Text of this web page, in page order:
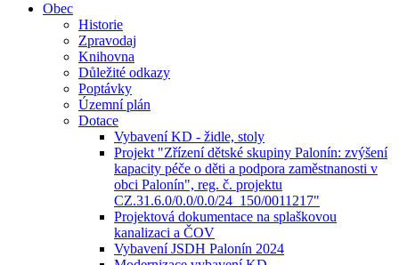
Obec
Historie
Zpravodaj
Knihovna
Důležité odkazy
Poptávky
Územní plán
Dotace
Vybavení KD - židle, stoly
Projekt "Zřízení dětské skupiny Palonín: zvýšení
kapacity péče o děti a podpora zaměstnanosti v
obci Palonín", reg. č. projektu
CZ.31.6.0/0.0/0.0/24_150/0011217"
Projektová dokumentace na splaškovou
kanalizaci a ČOV
Vybavení JSDH Palonín 2024